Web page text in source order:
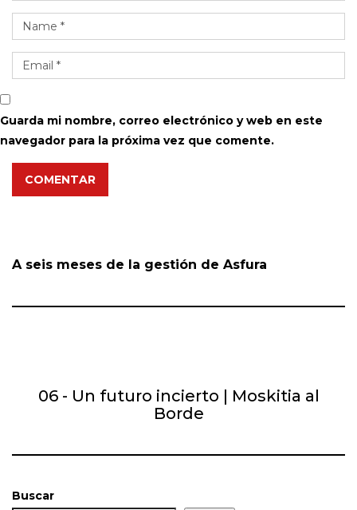
Guarda mi nombre, correo electrónico y web en este
navegador para la próxima vez que comente.
COMENTAR
A seis meses de la gestión de Asfura
06 - Un futuro incierto | Moskitia al
Borde
Buscar